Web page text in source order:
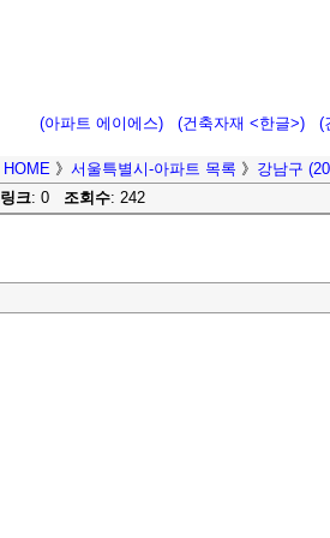
(아파트 에이에스) (건축자재 <한글>) (
HOME 》 서울특별시-아파트 목록 》 강남구
링크: 0 조회수: 242